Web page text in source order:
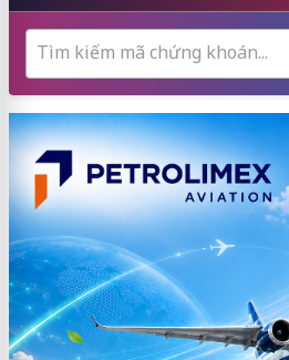
Tìm kiếm mã chứng khoán...